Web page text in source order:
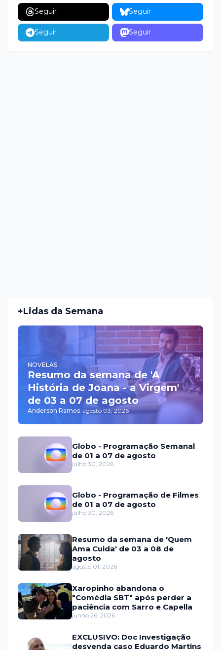
Seguir Seguir
Seguir Seguir
+Lidas da Semana
NOVELAS
Resumo da semana de 'A
História de Joana - a Virgem'
de 03 a 07 de agosto
Anderson Ramos-agosto 03, 2026
Globo - Programação Semanal
de 01 a 07 de agosto
julho 30, 2026
Globo - Programação de Filmes
de 01 a 07 de agosto
julho 30, 2026
Resumo da semana de 'Quem
Ama Cuida' de 03 a 08 de
agosto
agosto 01, 2026
Xaropinho abandona o
"Comédia SBT" após perder a
paciência com Sarro e Capella
junho 26, 2026
EXCLUSIVO: Doc Investigação
desvenda caso Eduardo Martins